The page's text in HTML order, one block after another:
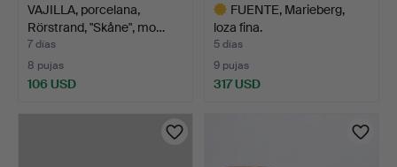
VAJILLA, porcelana,
Rörstrand, "Skåne", mo…
7 días
8 pujas
106 USD
FUENTE, Marieberg,
loza fina.
5 días
9 pujas
317 USD